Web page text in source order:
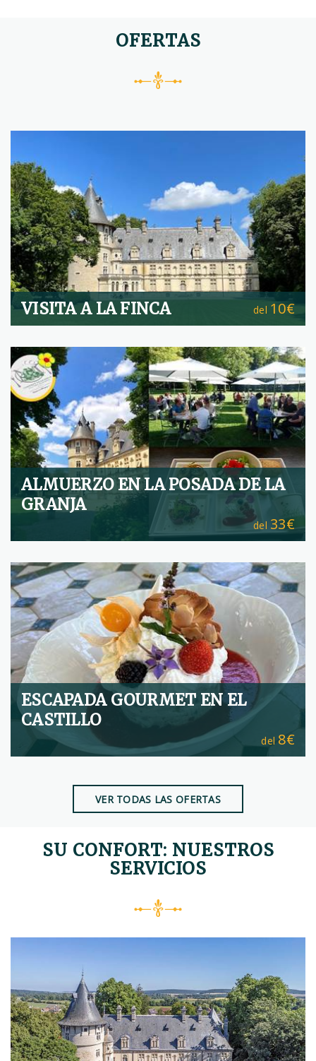
OFERTAS
VISITA A LA FINCA del 10€
ALMUERZO EN LA POSADA DE LA
GRANJA
del 33€
ESCAPADA GOURMET EN EL
CASTILLO
del 8€
VER TODAS LAS OFERTAS
SU CONFORT: NUESTROS
SERVICIOS